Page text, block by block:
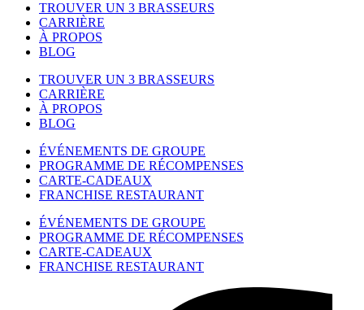
TROUVER UN 3 BRASSEURS
CARRIÈRE
À PROPOS
BLOG
TROUVER UN 3 BRASSEURS
CARRIÈRE
À PROPOS
BLOG
ÉVÉNEMENTS DE GROUPE
PROGRAMME DE RÉCOMPENSES
CARTE-CADEAUX
FRANCHISE RESTAURANT
ÉVÉNEMENTS DE GROUPE
PROGRAMME DE RÉCOMPENSES
CARTE-CADEAUX
FRANCHISE RESTAURANT